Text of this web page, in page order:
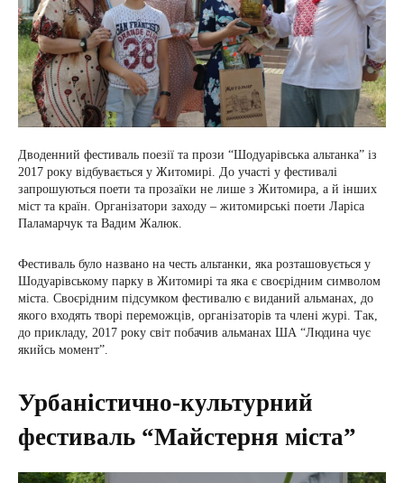
Дводенний фестиваль поезії та прози “Шодуарівська альтанка” із
2017 року відбувається у Житомирі. До участі у фестивалі
запрошуються поети та прозаїки не лише з Житомира, а й інших
міст та країн. Організатори заходу – житомирські поети Ларіса
Паламарчук та Вадим Жалюк.
Фестиваль було названо на честь альтанки, яка розташовується у
Шодуарівському парку в Житомирі та яка є своєрідним символом
міста. Своєрідним підсумком фестивалю є виданий альманах, до
якого входять творі переможців, організаторів та члені журі. Так,
до прикладу, 2017 року світ побачив альманах ША “Людина чує
якийсь момент”.
Урбаністично-культурний
фестиваль “Майстерня міста”